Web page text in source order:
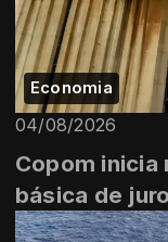
Economia
04/08/2026
Copom inicia
básica de